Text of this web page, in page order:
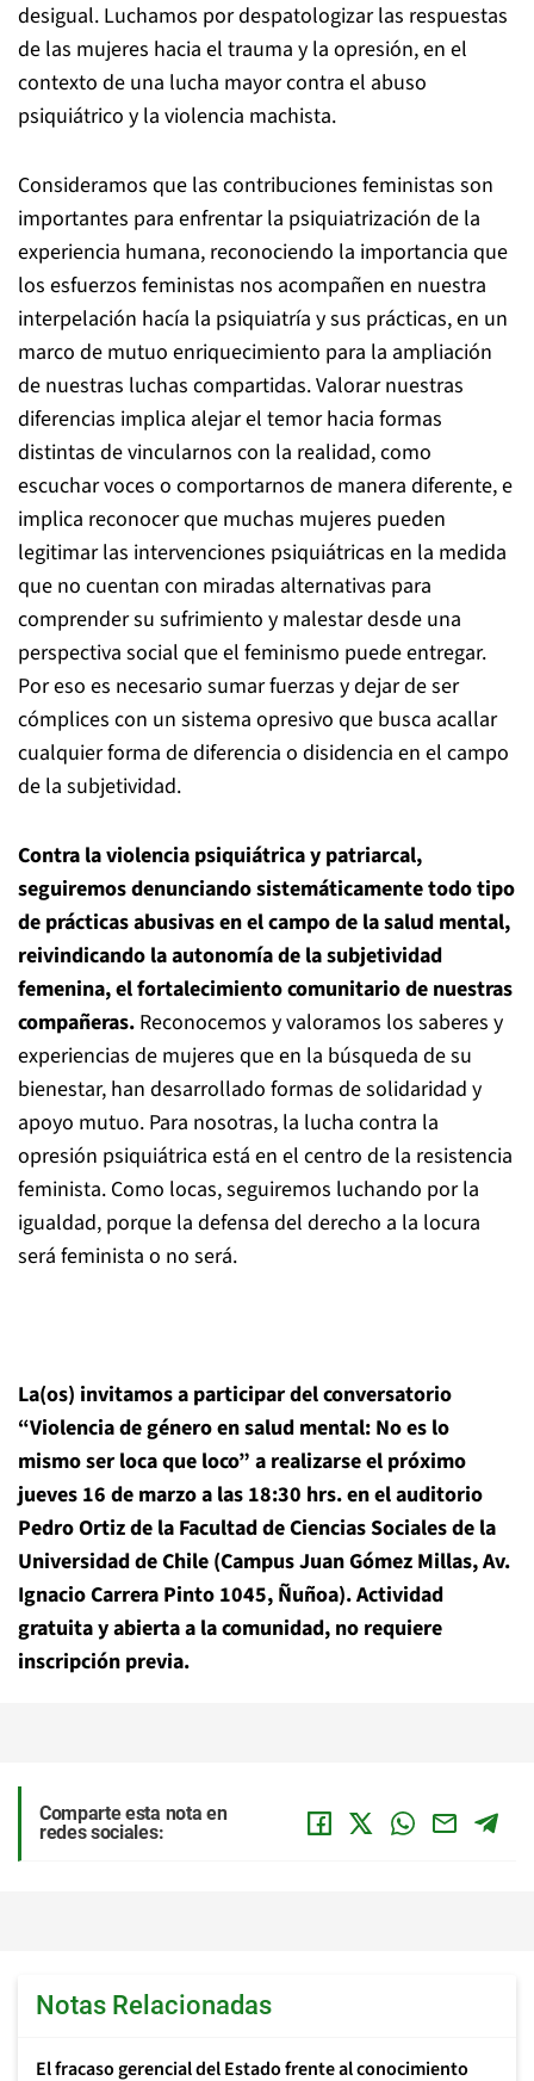
desigual. Luchamos por despatologizar las respuestas
de las mujeres hacia el trauma y la opresión, en el
contexto de una lucha mayor contra el abuso
psiquiátrico y la violencia machista.
Consideramos que las contribuciones feministas son
importantes para enfrentar la psiquiatrización de la
experiencia humana, reconociendo la importancia que
los esfuerzos feministas nos acompañen en nuestra
interpelación hacía la psiquiatría y sus prácticas, en un
marco de mutuo enriquecimiento para la ampliación
de nuestras luchas compartidas. Valorar nuestras
diferencias implica alejar el temor hacia formas
distintas de vincularnos con la realidad, como
escuchar voces o comportarnos de manera diferente, e
implica reconocer que muchas mujeres pueden
legitimar las intervenciones psiquiátricas en la medida
que no cuentan con miradas alternativas para
comprender su sufrimiento y malestar desde una
perspectiva social que el feminismo puede entregar.
Por eso es necesario sumar fuerzas y dejar de ser
cómplices con un sistema opresivo que busca acallar
cualquier forma de diferencia o disidencia en el campo
de la subjetividad.
Contra la violencia psiquiátrica y patriarcal,
seguiremos denunciando sistemáticamente todo tipo
de prácticas abusivas en el campo de la salud mental,
reivindicando la autonomía de la subjetividad
femenina, el fortalecimiento comunitario de nuestras
compañeras. Reconocemos y valoramos los saberes y
experiencias de mujeres que en la búsqueda de su
bienestar, han desarrollado formas de solidaridad y
apoyo mutuo. Para nosotras, la lucha contra la
opresión psiquiátrica está en el centro de la resistencia
feminista. Como locas, seguiremos luchando por la
igualdad, porque la defensa del derecho a la locura
será feminista o no será.
La(os) invitamos a participar del conversatorio
“Violencia de género en salud mental: No es lo
mismo ser loca que loco” a realizarse el próximo
jueves 16 de marzo a las 18:30 hrs. en el auditorio
Pedro Ortiz de la Facultad de Ciencias Sociales de la
Universidad de Chile (Campus Juan Gómez Millas, Av.
Ignacio Carrera Pinto 1045, Ñuñoa). Actividad
gratuita y abierta a la comunidad, no requiere
inscripción previa.
Comparte esta nota en
redes sociales:
Notas Relacionadas
El fracaso gerencial del Estado frente al conocimiento